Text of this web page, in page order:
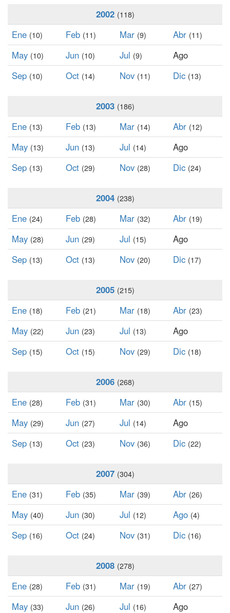
2002 (118)
Ene (10) Feb (11) Mar (9) Abr (11)
May (10) Jun (10) Jul (9)
Ago
Sep (10) Oct (14) Nov (11) Dic (13)
2003 (186)
Ene (13) Feb (13) Mar (14) Abr (12)
May (13) Jun (13) Jul (14)
Ago
Sep (13) Oct (29) Nov (28) Dic (24)
2004 (238)
Ene (24) Feb (28) Mar (32) Abr (19)
May (28) Jun (29) Jul (15)
Ago
Sep (13) Oct (13) Nov (20) Dic (17)
2005 (215)
Ene (18) Feb (21) Mar (18) Abr (23)
May (22) Jun (23) Jul (13)
Ago
Sep (15) Oct (15) Nov (29) Dic (18)
2006 (268)
Ene (28) Feb (31) Mar (30) Abr (15)
May (29) Jun (27) Jul (14)
Ago
Sep (13) Oct (23) Nov (36) Dic (22)
2007 (304)
Ene (31) Feb (35) Mar (39) Abr (26)
May (40) Jun (30) Jul (12) Ago (4)
Sep (16) Oct (24) Nov (31) Dic (16)
2008 (278)
Ene (28) Feb (31) Mar (19) Abr (27)
May (33) Jun (26) Jul (16) Ago